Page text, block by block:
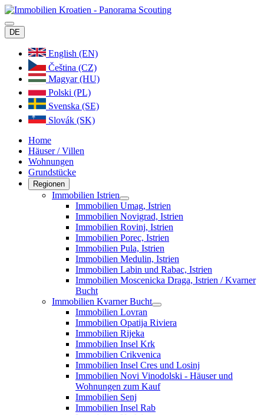
DE
English (EN)
Čeština (CZ)
Magyar (HU)
Polski (PL)
Svenska (SE)
Slovák (SK)
Home
Häuser / Villen
Wohnungen
Grundstücke
Regionen
Immobilien Istrien
Immobilien Umag, Istrien
Immobilien Novigrad, Istrien
Immobilien Rovinj, Istrien
Immobilien Porec, Istrien
Immobilien Pula, Istrien
Immobilien Medulin, Istrien
Immobilien Labin und Rabac, Istrien
Immobilien Moscenicka Draga, Istrien / Kvarner
Bucht
Immobilien Kvarner Bucht
Immobilien Lovran
Immobilien Opatija Riviera
Immobilien Rijeka
Immobilien Insel Krk
Immobilien Crikvenica
Immobilien Insel Cres und Losinj
Immobilien Novi Vinodolski - Häuser und
Wohnungen zum Kauf
Immobilien Senj
Immobilien Insel Rab